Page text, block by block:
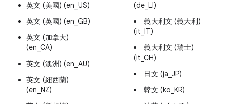
英文 (美國) (en_US)
英文 (英國) (en_GB)
英文 (加拿大)
(en_CA)
英文 (澳洲) (en_AU)
英文 (紐西蘭)
(en_NZ)
(de_LI)
義大利文 (義大利)
(it_IT)
義大利文 (瑞士)
(it_CH)
日文 (ja_JP)
韓文 (ko_KR)